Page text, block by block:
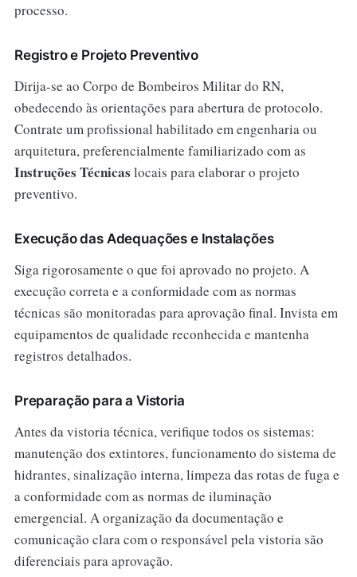
processo.
Registro e Projeto Preventivo
Dirija-se ao Corpo de Bombeiros Militar do RN,
obedecendo às orientações para abertura de protocolo.
Contrate um profissional habilitado em engenharia ou
arquitetura, preferencialmente familiarizado com as
Instruções Técnicas locais para elaborar o projeto
preventivo.
Execução das Adequações e Instalações
Siga rigorosamente o que foi aprovado no projeto. A
execução correta e a conformidade com as normas
técnicas são monitoradas para aprovação final. Invista em
equipamentos de qualidade reconhecida e mantenha
registros detalhados.
Preparação para a Vistoria
Antes da vistoria técnica, verifique todos os sistemas:
manutenção dos extintores, funcionamento do sistema de
hidrantes, sinalização interna, limpeza das rotas de fuga e
a conformidade com as normas de iluminação
emergencial. A organização da documentação e
comunicação clara com o responsável pela vistoria são
diferenciais para aprovação.